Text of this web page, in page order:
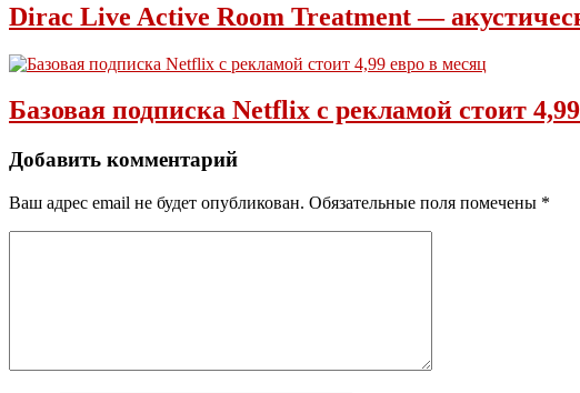
Dirac Live Active Room Treatment —
Базовая подписка Netflix с рекламой стоит
Добавить комментарий
Ваш адрес email не будет опубликован. Обязательные поля помечены *